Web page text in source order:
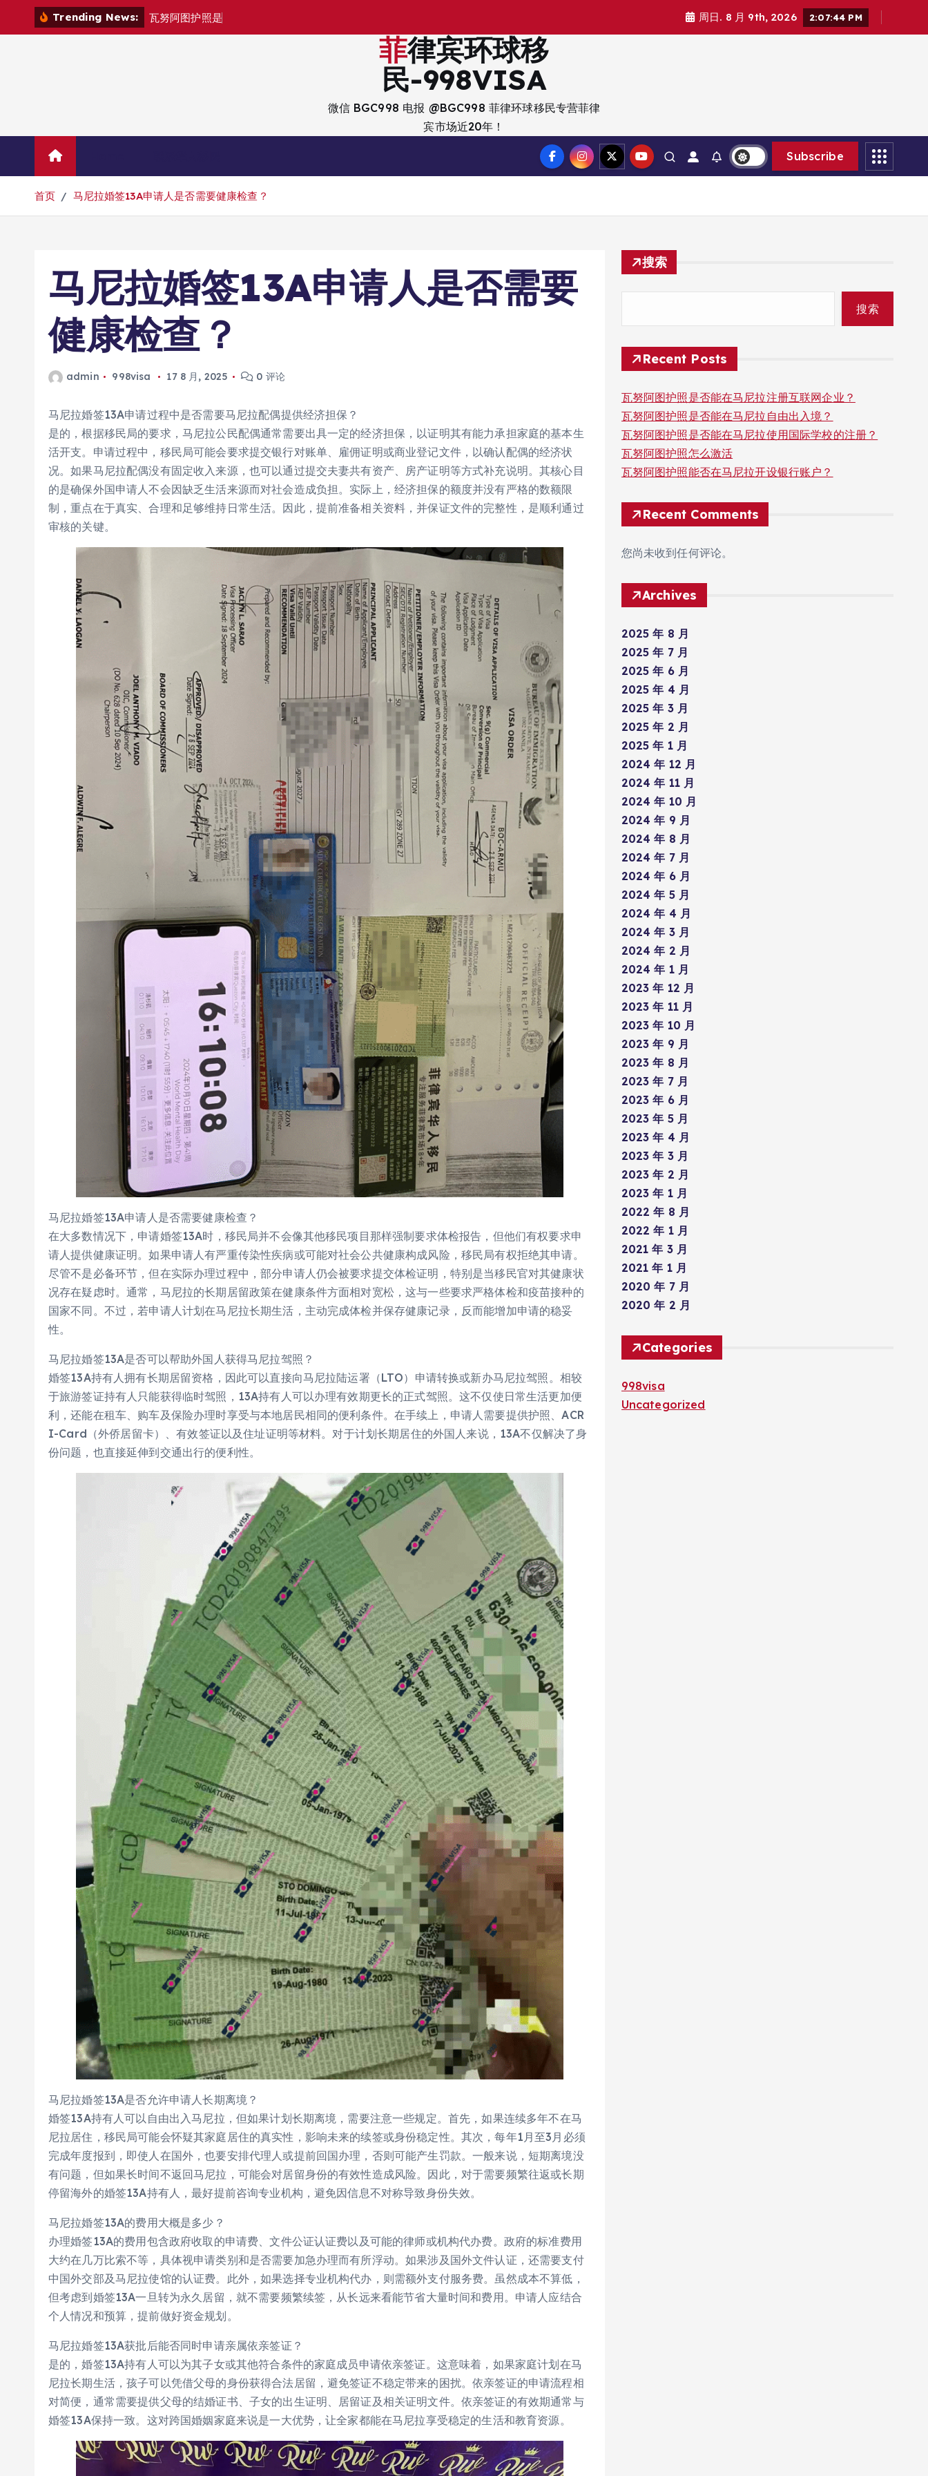
Trending News: 瓦努阿图护照是 周日. 8 月 9th, 2026 2:07:46 PM
菲律宾环球移
民-998VISA
微信 BGC998 电报 @BGC998 菲律环球移民专营菲律
宾市场近20年！
Subscribe
首页 马尼拉婚签13A申请人是否需要健康检查？
马尼拉婚签13A申请人是否需要
健康检查？
admin 998visa 17 8 月, 2025 0 评论
马尼拉婚签13A申请过程中是否需要马尼拉配偶提供经济担保？
是的，根据移民局的要求，马尼拉公民配偶通常需要出具一定的经济担保，以证明其有能力承担家庭的基本生
活开支。申请过程中，移民局可能会要求提交银行对账单、雇佣证明或商业登记文件，以确认配偶的经济状
况。如果马尼拉配偶没有固定收入来源，也可以通过提交夫妻共有资产、房产证明等方式补充说明。其核心目
的是确保外国申请人不会因缺乏生活来源而对社会造成负担。实际上，经济担保的额度并没有严格的数额限
制，重点在于真实、合理和足够维持日常生活。因此，提前准备相关资料，并保证文件的完整性，是顺利通过
审核的关键。
马尼拉婚签13A申请人是否需要健康检查？
在大多数情况下，申请婚签13A时，移民局并不会像其他移民项目那样强制要求体检报告，但他们有权要求申
请人提供健康证明。如果申请人有严重传染性疾病或可能对社会公共健康构成风险，移民局有权拒绝其申请。
尽管不是必备环节，但在实际办理过程中，部分申请人仍会被要求提交体检证明，特别是当移民官对其健康状
况存在疑虑时。通常，马尼拉的长期居留政策在健康条件方面相对宽松，这与一些要求严格体检和疫苗接种的
国家不同。不过，若申请人计划在马尼拉长期生活，主动完成体检并保存健康记录，反而能增加申请的稳妥
性。
马尼拉婚签13A是否可以帮助外国人获得马尼拉驾照？
婚签13A持有人拥有长期居留资格，因此可以直接向马尼拉陆运署（LTO）申请转换或新办马尼拉驾照。相较
于旅游签证持有人只能获得临时驾照，13A持有人可以办理有效期更长的正式驾照。这不仅使日常生活更加便
利，还能在租车、购车及保险办理时享受与本地居民相同的便利条件。在手续上，申请人需要提供护照、ACR
I-Card（外侨居留卡）、有效签证以及住址证明等材料。对于计划长期居住的外国人来说，13A不仅解决了身
份问题，也直接延伸到交通出行的便利性。
马尼拉婚签13A是否允许申请人长期离境？
婚签13A持有人可以自由出入马尼拉，但如果计划长期离境，需要注意一些规定。首先，如果连续多年不在马
尼拉居住，移民局可能会怀疑其家庭居住的真实性，影响未来的续签或身份稳定性。其次，每年1月至3月必须
完成年度报到，即使人在国外，也要安排代理人或提前回国办理，否则可能产生罚款。一般来说，短期离境没
有问题，但如果长时间不返回马尼拉，可能会对居留身份的有效性造成风险。因此，对于需要频繁往返或长期
停留海外的婚签13A持有人，最好提前咨询专业机构，避免因信息不对称导致身份失效。
马尼拉婚签13A的费用大概是多少？
办理婚签13A的费用包含政府收取的申请费、文件公证认证费以及可能的律师或机构代办费。政府的标准费用
大约在几万比索不等，具体视申请类别和是否需要加急办理而有所浮动。如果涉及国外文件认证，还需要支付
中国外交部及马尼拉使馆的认证费。此外，如果选择专业机构代办，则需额外支付服务费。虽然成本不算低，
但考虑到婚签13A一旦转为永久居留，就不需要频繁续签，从长远来看能节省大量时间和费用。申请人应结合
个人情况和预算，提前做好资金规划。
马尼拉婚签13A获批后能否同时申请亲属依亲签证？
是的，婚签13A持有人可以为其子女或其他符合条件的家庭成员申请依亲签证。这意味着，如果家庭计划在马
尼拉长期生活，孩子可以凭借父母的身份获得合法居留，避免签证不稳定带来的困扰。依亲签证的申请流程相
对简便，通常需要提供父母的结婚证书、子女的出生证明、居留证及相关证明文件。依亲签证的有效期通常与
婚签13A保持一致。这对跨国婚姻家庭来说是一大优势，让全家都能在马尼拉享受稳定的生活和教育资源。
搜索
搜索
Recent Posts
瓦努阿图护照是否能在马尼拉注册互联网企业？
瓦努阿图护照是否能在马尼拉自由出入境？
瓦努阿图护照是否能在马尼拉使用国际学校的注册？
瓦努阿图护照怎么激活
瓦努阿图护照能否在马尼拉开设银行账户？
Recent Comments
您尚未收到任何评论。
Archives
2025 年 8 月
2025 年 7 月
2025 年 6 月
2025 年 4 月
2025 年 3 月
2025 年 2 月
2025 年 1 月
2024 年 12 月
2024 年 11 月
2024 年 10 月
2024 年 9 月
2024 年 8 月
2024 年 7 月
2024 年 6 月
2024 年 5 月
2024 年 4 月
2024 年 3 月
2024 年 2 月
2024 年 1 月
2023 年 12 月
2023 年 11 月
2023 年 10 月
2023 年 9 月
2023 年 8 月
2023 年 7 月
2023 年 6 月
2023 年 5 月
2023 年 4 月
2023 年 3 月
2023 年 2 月
2023 年 1 月
2022 年 8 月
2022 年 1 月
2021 年 3 月
2021 年 1 月
2020 年 7 月
2020 年 2 月
Categories
998visa
Uncategorized